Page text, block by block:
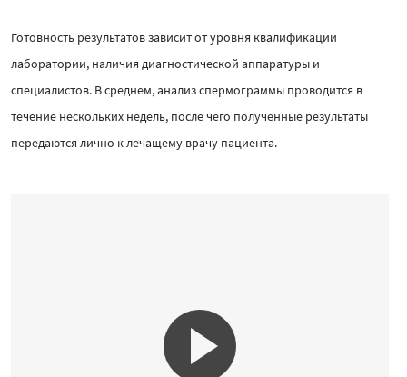
Готовность результатов зависит от уровня квалификации
лаборатории, наличия диагностической аппаратуры и
специалистов. В среднем, анализ спермограммы проводится в
течение нескольких недель, после чего полученные результаты
передаются лично к лечащему врачу пациента.